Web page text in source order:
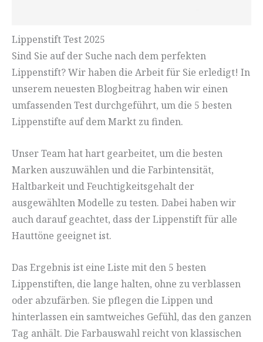
Lippenstift Test 2025
Sind Sie auf der Suche nach dem perfekten
Lippenstift? Wir haben die Arbeit für Sie erledigt! In
unserem neuesten Blogbeitrag haben wir einen
umfassenden Test durchgeführt, um die 5 besten
Lippenstifte auf dem Markt zu finden.
Unser Team hat hart gearbeitet, um die besten
Marken auszuwählen und die Farbintensität,
Haltbarkeit und Feuchtigkeitsgehalt der
ausgewählten Modelle zu testen. Dabei haben wir
auch darauf geachtet, dass der Lippenstift für alle
Hauttöne geeignet ist.
Das Ergebnis ist eine Liste mit den 5 besten
Lippenstiften, die lange halten, ohne zu verblassen
oder abzufärben. Sie pflegen die Lippen und
hinterlassen ein samtweiches Gefühl, das den ganzen
Tag anhält. Die Farbauswahl reicht von klassischen